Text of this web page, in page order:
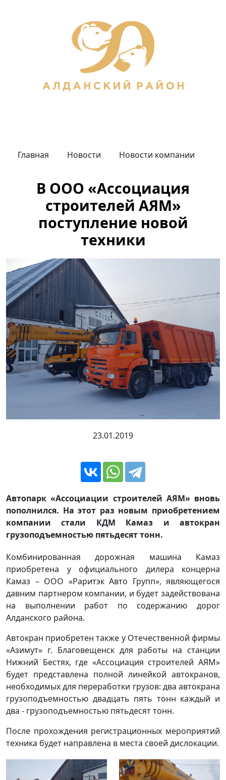
Главная Новости Новости компании
В ООО «Ассоциация
строителей АЯМ»
поступление новой
техники
23.01.2019
Автопарк «Ассоциации строителей АЯМ» вновь
пополнился. На этот раз новым приобретением
компании стали КДМ Камаз и автокран
грузоподъемностью пятьдесят тонн.
Комбинированная дорожная машина Камаз
приобретена у официального дилера концерна
Камаз – ООО «Раритэк Авто Групп», являющегося
давним партнером компании, и будет задействована
на выполнении работ по содержанию дорог
Алданского района.
Автокран приобретен также у Отечественной фирмы
«Азимут» г. Благовещенск для работы на станции
Нижний Бестях, где «Ассоциация строителей АЯМ»
будет представлена полной линейкой автокранов,
необходимых для переработки грузов: два автокрана
грузоподъемностью двадцать пять тонн каждый и
два - грузоподъемностью пятьдесят тонн.
После прохождения регистрационных мероприятий
техника будет направлена в места своей дислокации.